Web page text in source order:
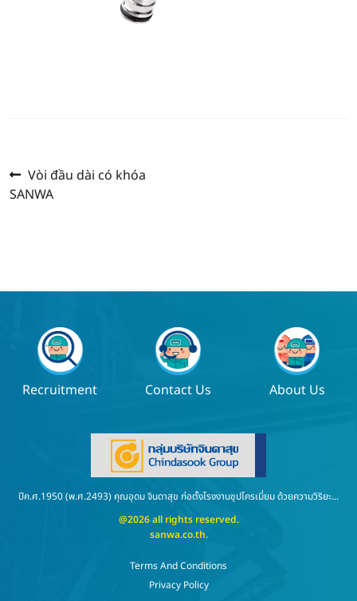
แนะแนว
เรื่อง
Previous
post:
Vòi đầu dài có khóa
SANWA
Recruitment Contact Us About Us
ปีค.ศ.1950 (พ.ศ.2493) คุณอุดม จินดาสุข ก่อตั้งโรงงานชุปโครเมี่ยม ด้วยความวิริยะ...
@2026 all rights reserved.
sanwa.co.th.
Terms And Conditions
Privacy Policy